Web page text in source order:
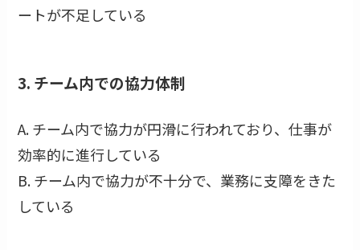
ートが不足している
3. チーム内での協力体制
A. チーム内で協力が円滑に行われており、仕事が
効率的に進行している
B. チーム内で協力が不十分で、業務に支障をきた
している